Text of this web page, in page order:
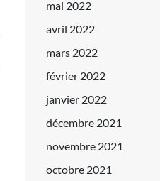
mai 2022
avril 2022
mars 2022
février 2022
janvier 2022
décembre 2021
novembre 2021
octobre 2021